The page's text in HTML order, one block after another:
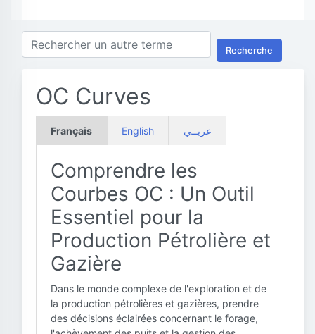
Recherche
OC Curves
Français English عربــي
Comprendre les
Courbes OC : Un Outil
Essentiel pour la
Production Pétrolière et
Gazière
Dans le monde complexe de l'exploration et de
la production pétrolières et gazières, prendre
des décisions éclairées concernant le forage,